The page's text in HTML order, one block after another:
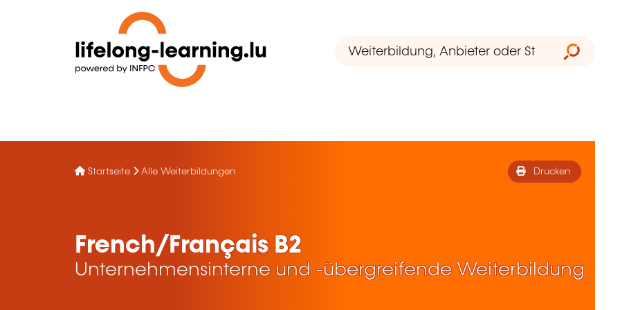
Startseite Alle Weiterbildungen Drucken
French/Français B2
Unternehmensinterne und -übergreifende Weiterbildung